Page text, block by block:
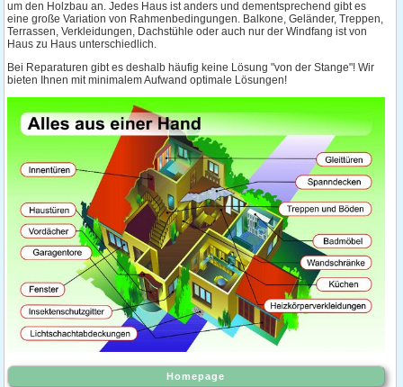
um den Holzbau an. Jedes Haus ist anders und dementsprechend gibt es
eine große Variation von Rahmenbedingungen. Balkone, Geländer, Treppen,
Terrassen, Verkleidungen, Dachstühle oder auch nur der Windfang ist von
Haus zu Haus unterschiedlich.
Bei Reparaturen gibt es deshalb häufig keine Lösung "von der Stange"! Wir
bieten Ihnen mit minimalem Aufwand optimale Lösungen!
Homepage